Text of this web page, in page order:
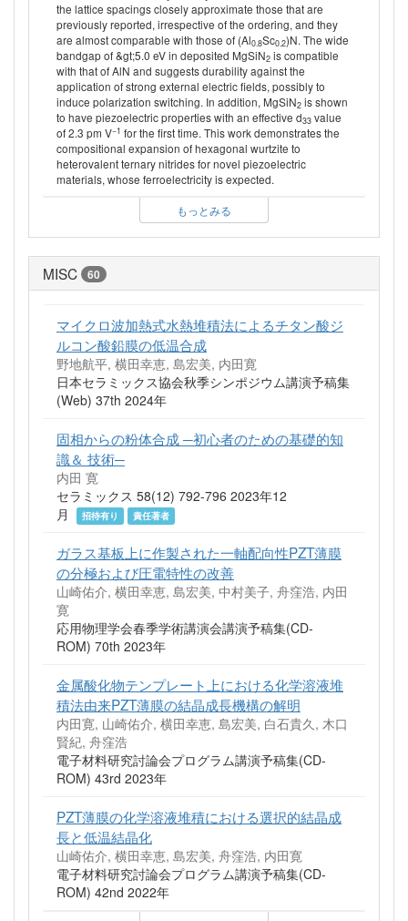
the lattice spacings closely approximate those that are
previously reported, irrespective of the ordering, and they
are almost comparable with those of (Al0.8Sc0.2)N. The wide
bandgap of &gt;5.0 eV in deposited MgSiN2 is compatible
with that of AlN and suggests durability against the
application of strong external electric fields, possibly to
induce polarization switching. In addition, MgSiN2 is shown
to have piezoelectric properties with an effective d33 value
of 2.3 pm V−1 for the first time. This work demonstrates the
compositional expansion of hexagonal wurtzite to
heterovalent ternary nitrides for novel piezoelectric
materials, whose ferroelectricity is expected.
もっとみる
MISC 60
マイクロ波加熱式水熱堆積法によるチタン酸ジ
ルコン酸鉛膜の低温合成
野地航平, 横田幸恵, 島宏美, 内田寛
日本セラミックス協会秋季シンポジウム講演予稿集
(Web) 37th 2024年
固相からの粉体合成 ─初心者のための基礎的知
識＆ 技術─
内田 寛
セラミックス 58(12) 792-796 2023年12
月
招待有り 責任著者
ガラス基板上に作製された一軸配向性PZT薄膜
の分極および圧電特性の改善
山崎佑介, 横田幸恵, 島宏美, 中村美子, 舟窪浩, 内田
寛
応用物理学会春季学術講演会講演予稿集(CD-
ROM) 70th 2023年
金属酸化物テンプレート上における化学溶液堆
積法由来PZT薄膜の結晶成長機構の解明
内田寛, 山崎佑介, 横田幸恵, 島宏美, 白石貴久, 木口
賢紀, 舟窪浩
電子材料研究討論会プログラム講演予稿集(CD-
ROM) 43rd 2023年
PZT薄膜の化学溶液堆積における選択的結晶成
長と低温結晶化
山崎佑介, 横田幸恵, 島宏美, 舟窪浩, 内田寛
電子材料研究討論会プログラム講演予稿集(CD-
ROM) 42nd 2022年